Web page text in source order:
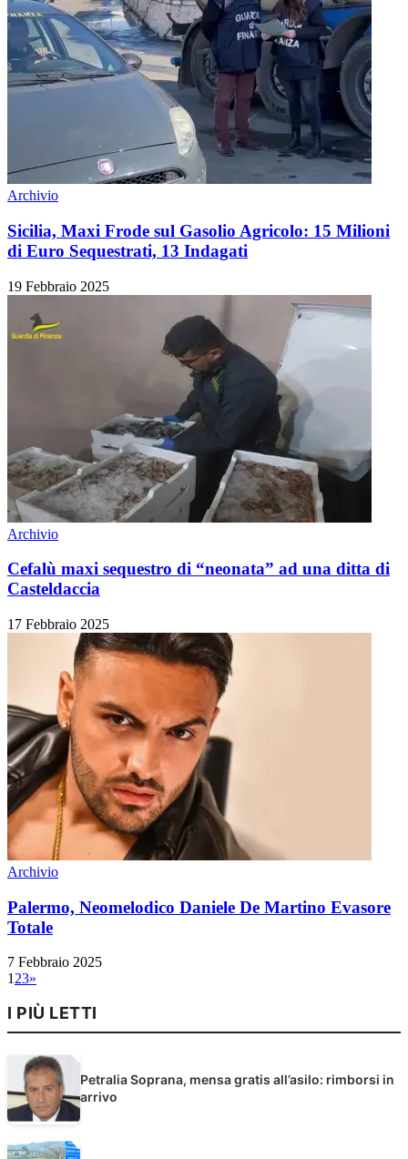
Archivio
Sicilia, Maxi Frode sul Gasolio Agricolo: 15 Milioni
di Euro Sequestrati, 13 Indagati
19 Febbraio 2025
Archivio
Cefalù maxi sequestro di “neonata” ad una ditta di
Casteldaccia
17 Febbraio 2025
Archivio
Palermo, Neomelodico Daniele De Martino Evasore
Totale
7 Febbraio 2025
1 23»
I PIÙ LETTI
Petralia Soprana, mensa gratis all’asilo: rimborsi in
arrivo